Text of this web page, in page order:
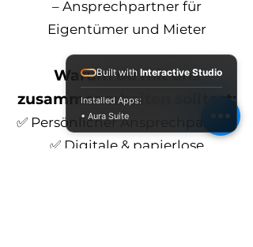
– Ansprechpartner für
Eigentümer und Mieter
Warum du mit uns
zusammenarbeiten solltest:
✅ Persönlicher Ansprechpartner
✅ Digitale & papierlose
Built with Interactive Studio
Installed Apps:
• Aura Suite